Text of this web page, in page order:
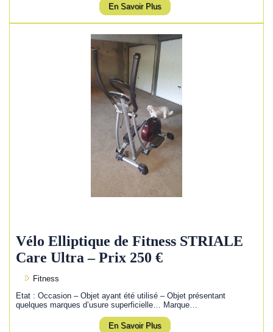
En Savoir Plus
Vélo Elliptique de Fitness STRIALE
Care Ultra – Prix 250 €
Fitness
Etat : Occasion – Objet ayant été utilisé – Objet présentant
quelques marques d’usure superficielle… Marque…
En Savoir Plus